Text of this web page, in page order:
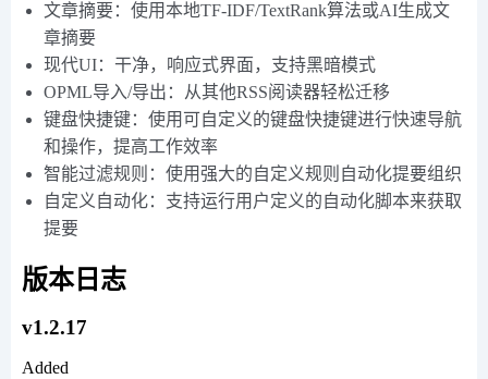
文章摘要：使用本地TF-IDF/TextRank算法或AI生成文
章摘要
现代UI：干净，响应式界面，支持黑暗模式
OPML导入/导出：从其他RSS阅读器轻松迁移
键盘快捷键：使用可自定义的键盘快捷键进行快速导航
和操作，提高工作效率️
智能过滤规则：使用强大的自定义规则自动化提要组织
自定义自动化：支持运行用户定义的自动化脚本来获取
提要
版本日志
v1.2.17
Added